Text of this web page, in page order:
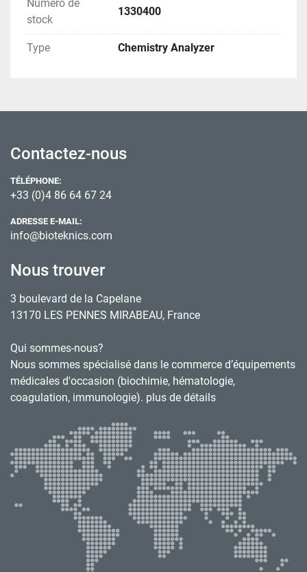
Numéro de
stock
1330400
Type Chemistry Analyzer
Contactez-nous
TÉLÉPHONE:
+33 (0)4 86 64 67 24
ADRESSE E-MAIL:
info@bioteknics.com
Nous trouver
3 boulevard de la Capelane
13170 LES PENNES MIRABEAU, France
Qui sommes-nous?
Nous sommes spécialisé dans le commerce d’équipements
médicales d'occasion (biochimie, hématologie,
coagulation, immunologie). plus de détails